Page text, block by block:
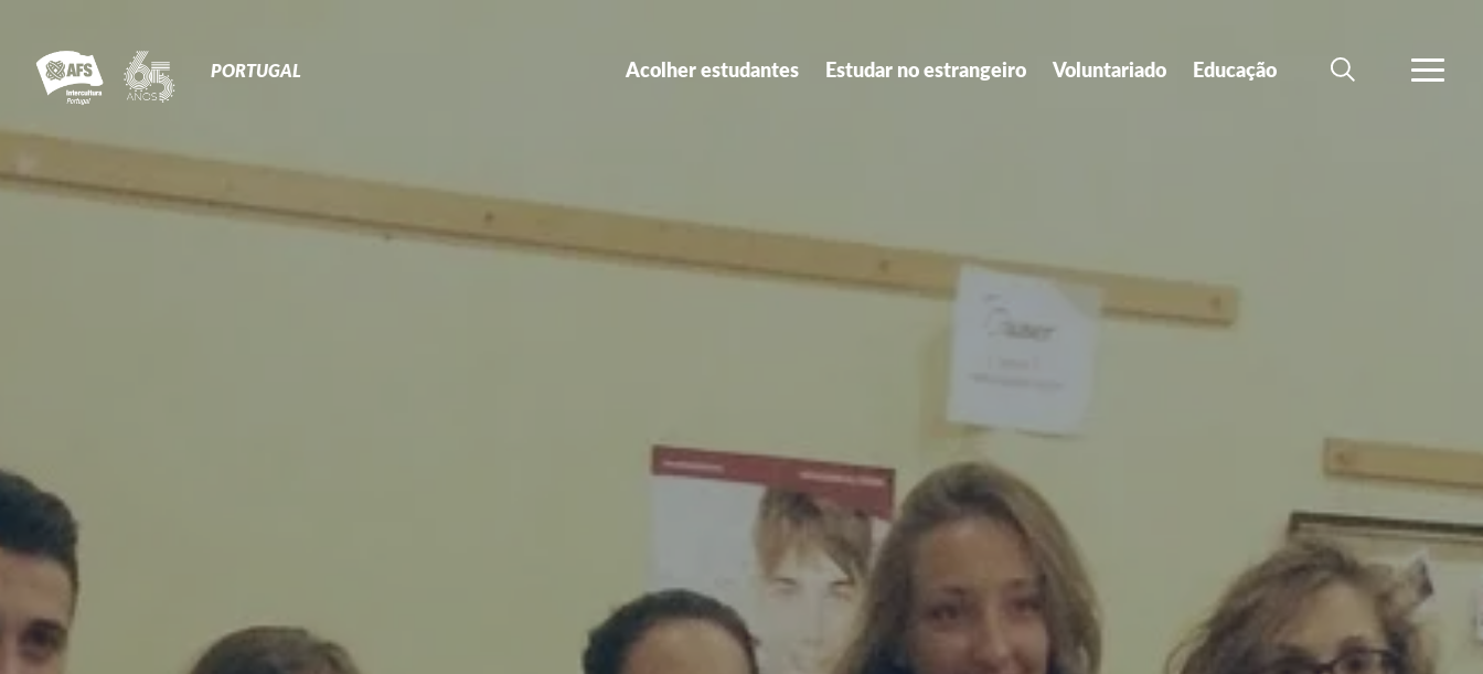
PORTUGAL Acolher estudantes Estudar no estrangeiro Voluntariado Educação
SEARCH VER